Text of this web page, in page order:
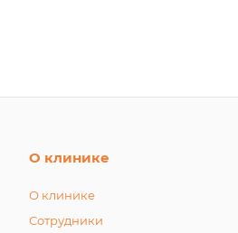
О клинике
О клинике
Сотрудники